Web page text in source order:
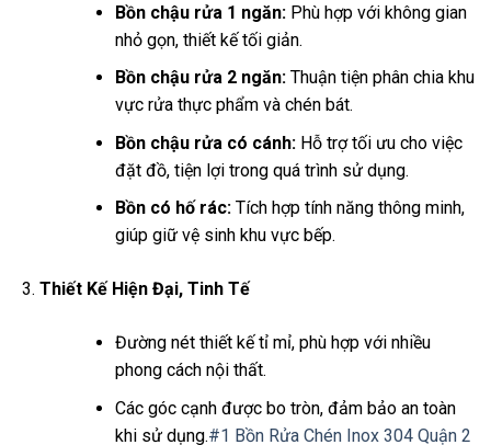
Bồn chậu rửa 1 ngăn:Phù hợp với không gian
nhỏ gọn, thiết kế tối giản.
Bồn chậu rửa 2 ngăn:Thuận tiện phân chia khu
vực rửa thực phẩm và chén bát.
Bồn chậu rửa có cánh:Hỗ trợ tối ưu cho việc
đặt đồ, tiện lợi trong quá trình sử dụng.
Bồn có hố rác:Tích hợp tính năng thông minh,
giúp giữ vệ sinh khu vực bếp.
Thiết Kế Hiện Đại, Tinh Tế
Đường nét thiết kế tỉ mỉ, phù hợp với nhiều
phong cách nội thất.
Các góc cạnh được bo tròn, đảm bảo an toàn
khi sử dụng.#1 Bồn Rửa Chén Inox 304 Quận 2